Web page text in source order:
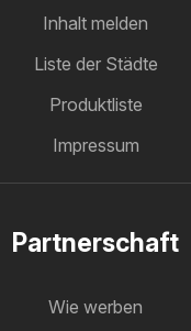
Inhalt melden
Liste der Städte
Produktliste
Impressum
Partnerschaft
Wie werben